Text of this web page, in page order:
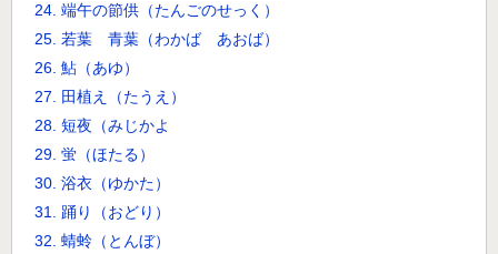
24. 端午の節供（たんごのせっく）
25. 若葉 青葉（わかば あおば）
26. 鮎（あゆ）
27. 田植え（たうえ）
28. 短夜（みじかよ
29. 蛍（ほたる）
30. 浴衣（ゆかた）
31. 踊り（おどり）
32. 蜻蛉（とんぼ）